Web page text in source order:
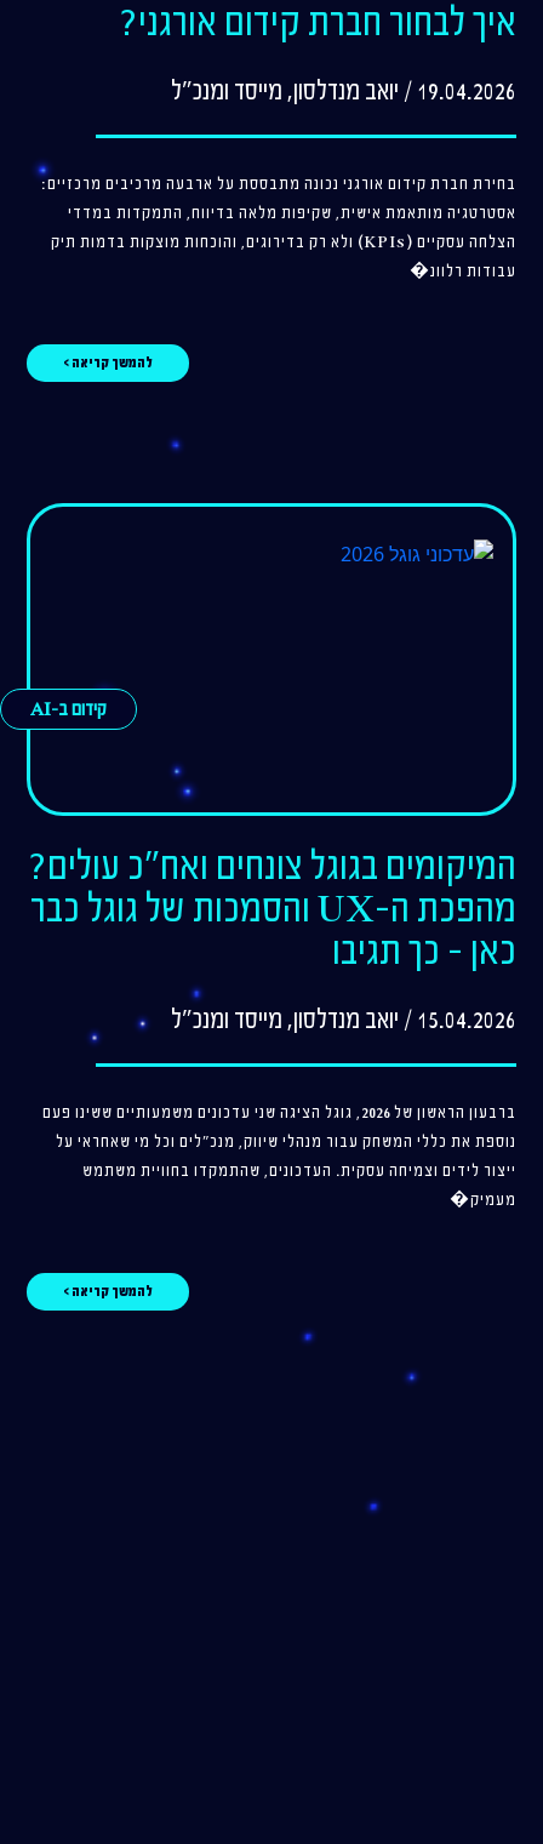
איך לבחור חברת קידום אורגני?
19.04.2026 / יואב מנדלסון, מייסד ומנכ"ל
בחירת חברת קידום אורגני נכונה מתבססת על ארבעה מרכיבים מרכזיים:
אסטרטגיה מותאמת אישית, שקיפות מלאה בדיווח, התמקדות במדדי
הצלחה עסקיים (KPIs) ולא רק בדירוגים, והוכחות מוצקות בדמות תיק
עבודות רלוונ�
להמשך קריאה >
המיקומים בגוגל צונחים ואח"כ עולים?
מהפכת ה-UX והסמכות של גוגל כבר
כאן – כך תגיבו
15.04.2026 / יואב מנדלסון, מייסד ומנכ"ל
ברבעון הראשון של 2026, גוגל הציגה שני עדכונים משמעותיים ששינו פעם
נוספת את כללי המשחק עבור מנהלי שיווק, מנכ"לים וכל מי שאחראי על
ייצור לידים וצמיחה עסקית. העדכונים, שהתמקדו בחוויית משתמש
מעמיק�
להמשך קריאה >
קידום ב-AI